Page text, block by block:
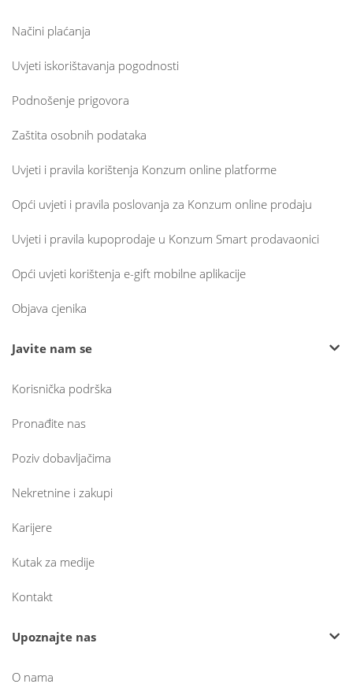
Načini plaćanja
Uvjeti iskorištavanja pogodnosti
Podnošenje prigovora
Zaštita osobnih podataka
Uvjeti i pravila korištenja Konzum online platforme
Opći uvjeti i pravila poslovanja za Konzum online prodaju
Uvjeti i pravila kupoprodaje u Konzum Smart prodavaonici
Opći uvjeti korištenja e-gift mobilne aplikacije
Objava cjenika
Javite nam se
Korisnička podrška
Pronađite nas
Poziv dobavljačima
Nekretnine i zakupi
Karijere
Kutak za medije
Kontakt
Upoznajte nas
O nama